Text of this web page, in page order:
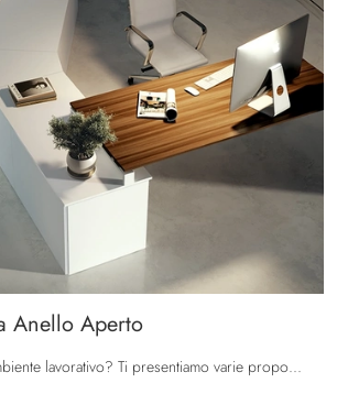
Anello Aperto
Vuoi progettare l'ambiente lavorativo? Ti presentiamo varie proposte di scrivanie operative in melaminico, come il modello Loft Operativa Anello ...